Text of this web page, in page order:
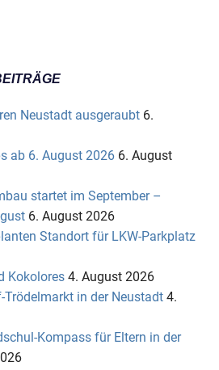
Neustadt ausgeraubt 6.
ab 6. August 2026 6. August
startet im September –
6. August 2026
Standort für LKW-Parkplatz
Kokolores 4. August 2026
Trödelmarkt in der Neustadt 4.
Kompass für Eltern in der